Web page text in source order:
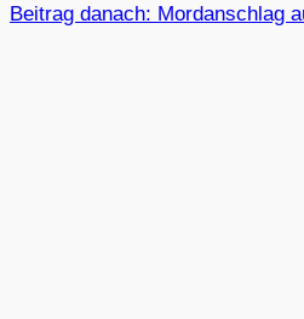
Beitrag danach: Mord­an­schlag